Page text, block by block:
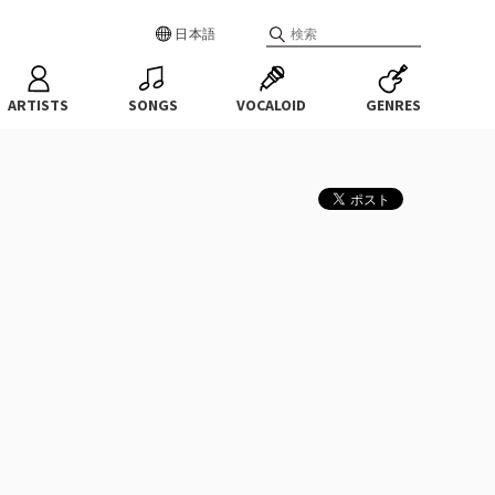
日本語
ARTISTS SONGS VOCALOID GENRES